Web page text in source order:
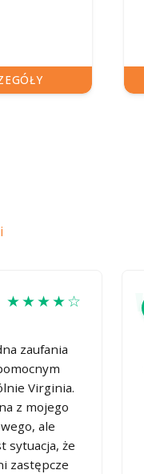
★★★★☆
zaufania
Virginia.
z mojego
ale
sytuacja, że
zastępcze